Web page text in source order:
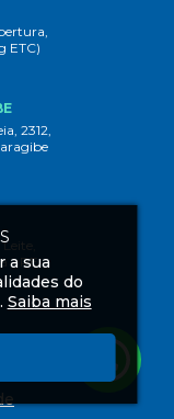
ETC)
2312,
- PE
a sua
do
Saiba mais